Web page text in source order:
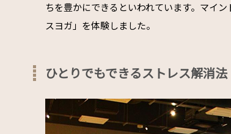
ちを豊かにできるといわれています。マイ
スヨガ」を体験しました。
ひとりでもできるストレス解消法